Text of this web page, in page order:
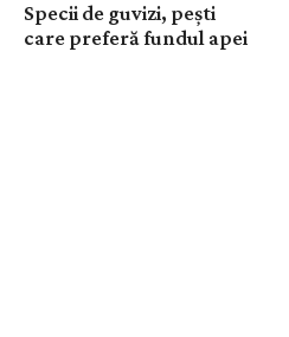
Specii de guvizi, pești
care preferă fundul apei